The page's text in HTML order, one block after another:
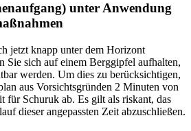
unter Anwendung
jetzt knapp unter dem Horizont
Sie sich auf einem Berggipfel aufhalten,
werden. Um dies zu berücksichtigen,
aus Vorsichtsgründen 2 Minuten von
für Schuruk ab. Es gilt als riskant, das
dieser angepassten Zeit abzuschließen.